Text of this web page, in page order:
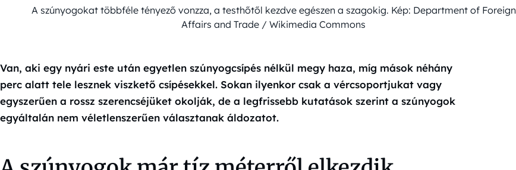
A szúnyogokat többféle tényező vonzza, a testhőtől kezdve egészen a szagokig. Kép: Department of Foreign
Affairs and Trade / Wikimedia Commons
Van, aki egy nyári este után egyetlen szúnyogcsípés nélkül megy haza, míg mások néhány
perc alatt tele lesznek viszkető csípésekkel. Sokan ilyenkor csak a vércsoportjukat vagy
egyszerűen a rossz szerencséjüket okolják, de a legfrissebb kutatások szerint a szúnyogok
egyáltalán nem véletlenszerűen választanak áldozatot.